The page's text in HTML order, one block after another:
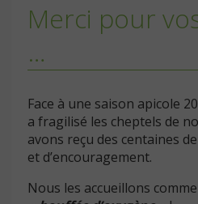
Merci pour
…
Face à une saison apicole
a fragilisé les cheptels de
avons reçu des centaines
et d’encouragement.
Nous les accueillons